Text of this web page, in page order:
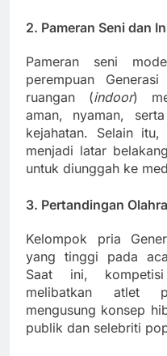
2. Pameran Seni dan
Pameran seni
perempuan
ruangan (indoor)
aman, nyaman,
kejahatan. Selain
menjadi latar
untuk diunggah ke
3. Pertandingan
Kelompok pria
yang tinggi pada
Saat ini,
melibatkan atlet
mengusung konsep
publik dan selebriti